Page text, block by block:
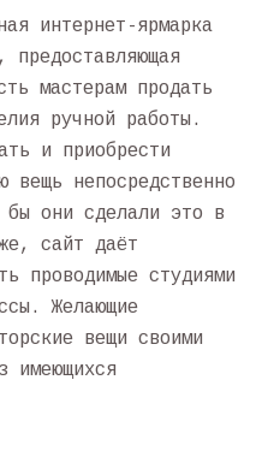
интернет-ярмарка
предоставляющая
мастерам продать
ручной работы.
и приобрести
вещь непосредственно
они сделали это в
сайт даёт
проводимые студиями
Желающие
вещи своими
имеющихся